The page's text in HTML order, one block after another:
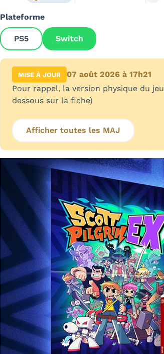
Plateforme
PS5 Switch
MISE À JOUR
07 août 2026 à 17h21
Pour rappel, la version physique du
dessous sur la fiche)
Afficher toutes les MAJ